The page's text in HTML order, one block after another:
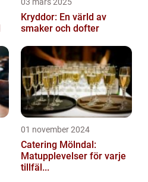
Kryddor: En värld av
smaker och dofter
01 november 2024
Catering Mölndal:
Matupplevelser för varje
tillfäl...